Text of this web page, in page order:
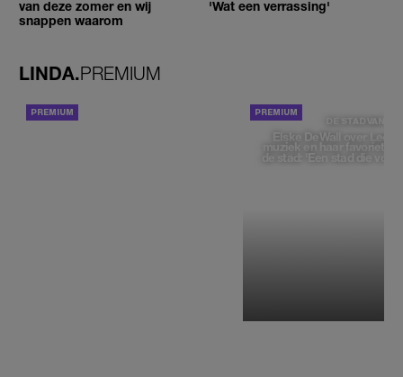
van deze zomer en wij
snappen waarom
'Wat een verrassing'
LINDA.PREMIUM
DE STAD VAN
Elske DeWall over
muziek en haar favoriete
de stad: 'Een stad die